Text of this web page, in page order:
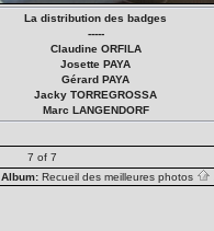
La distribution des badges
-----
Claudine ORFILA
Josette PAYA
Gérard PAYA
Jacky TORREGROSSA
Marc LANGENDORF
7 of 7
Album: Recueil des meilleures photos